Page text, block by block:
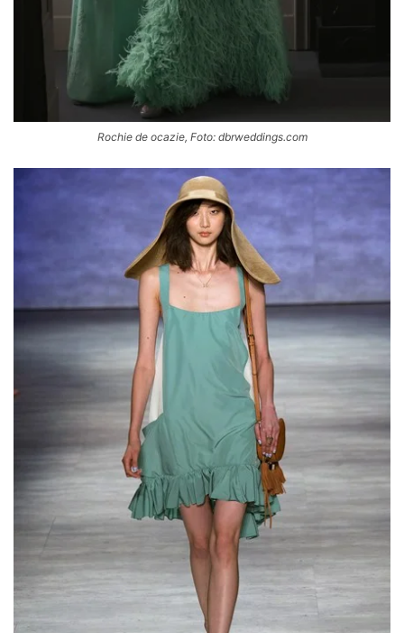
Rochie de ocazie, Foto: dbrweddings.com